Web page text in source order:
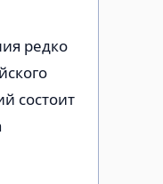
редко
состоит